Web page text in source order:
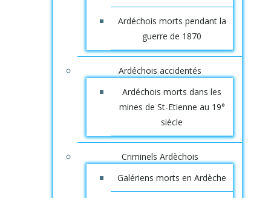
Ardéchois morts pendant la
guerre de 1870
Ardéchois accidentés
Ardéchois morts dans les
mines de St-Etienne au 19°
siècle
Criminels Ardèchois
Galériens morts en Ardèche